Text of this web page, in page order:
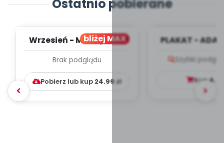
Ostatnio pobierane
bliżej MAX
Wrzesień - MIESIĘCZNY
WYCHOWAWCZO –
DYDAKTYC...
Brak podglądu
Pobierz lub kup 24.99zł
PLAKAT -
Szybki
Kup